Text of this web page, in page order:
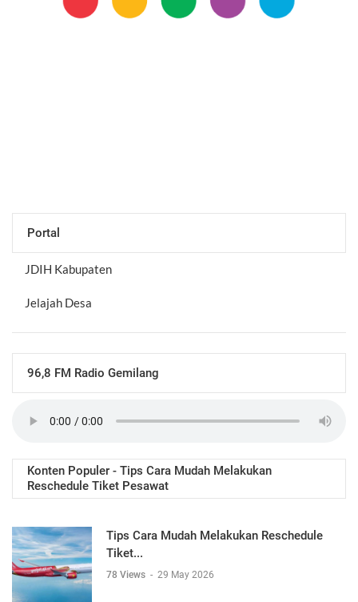
Portal
JDIH Kabupaten
Jelajah Desa
96,8 FM Radio Gemilang
Konten Populer - Tips Cara Mudah Melakukan
Reschedule Tiket Pesawat
Tips Cara Mudah Melakukan Reschedule
Tiket...
78 Views - 29 May 2026